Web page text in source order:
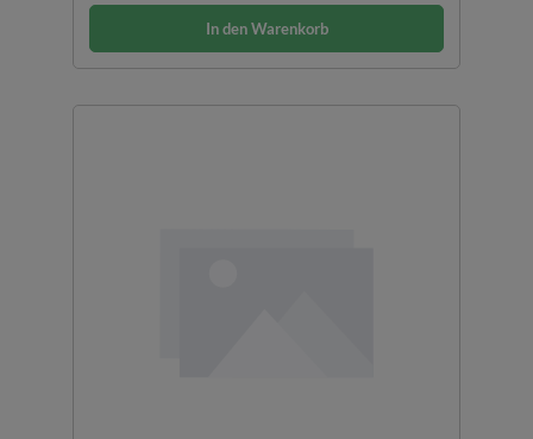
In den Warenkorb